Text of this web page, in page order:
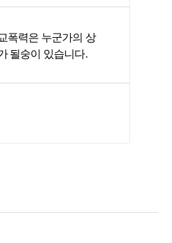
폭력은 누군가의 상
될숭이 있습니다.